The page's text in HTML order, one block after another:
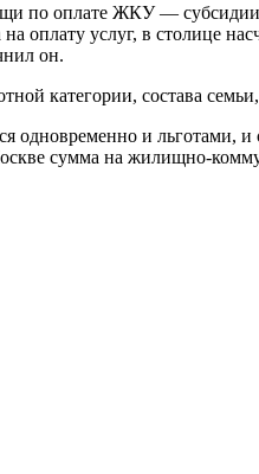
по оплате ЖКУ —
оплату услуг, в столице
он.
категории, состава
одновременно и
сумма на жилищно-